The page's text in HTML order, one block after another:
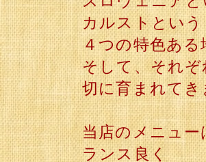
カルストという
４つの特色あ
そして、それ
切に育まれてき
当店のメニュ
ランス良く